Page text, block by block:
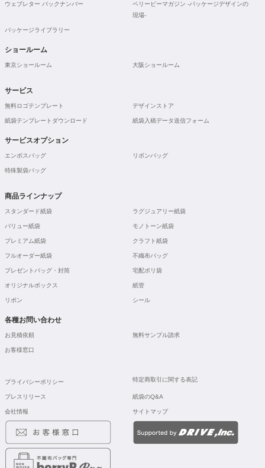
ウェブレター バックナンバー
ベリービーマガジン -パッケージデザインの
現場-
パッケージライブラリー
ショールーム
東京ショールーム 大阪ショールーム
サービス
無料ロゴテンプレート デザインストア
紙袋テンプレートダウンロード 紙袋入稿データ送信フォーム
サービスオプション
エンボスバッグ リボンバッグ
特殊製袋バッグ
商品ラインナップ
スタンダード紙袋 ラグジュアリー紙袋
バリュー紙袋 モノトーン紙袋
プレミアム紙袋 クラフト紙袋
フルオーダー紙袋 不織布バッグ
プレゼントバッグ・封筒 宅配ポリ袋
オリジナルボックス 紙管
リボン シール
各種お問い合わせ
お見積依頼 無料サンプル請求
お客様窓口
プライバシーポリシー 特定商取引に関する表記
プレスリリース 紙袋のQ&A
会社情報 サイトマップ